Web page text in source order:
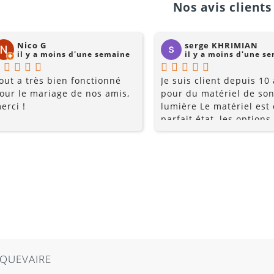
Nos avis clients
Nico G
il y a moins d'une semaine
a très bien fonctionné
le mariage de nos amis,
!
serge KHRIMIAN
il y a moins d'une
Je suis client depuis 10
pour du matériel de
lumière Le matériel est
parfait état, les options
multiples, et les prix